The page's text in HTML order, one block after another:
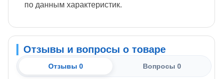
по данным характеристик.
Отзывы и вопросы о товаре
Отзывы 0 Вопросы 0